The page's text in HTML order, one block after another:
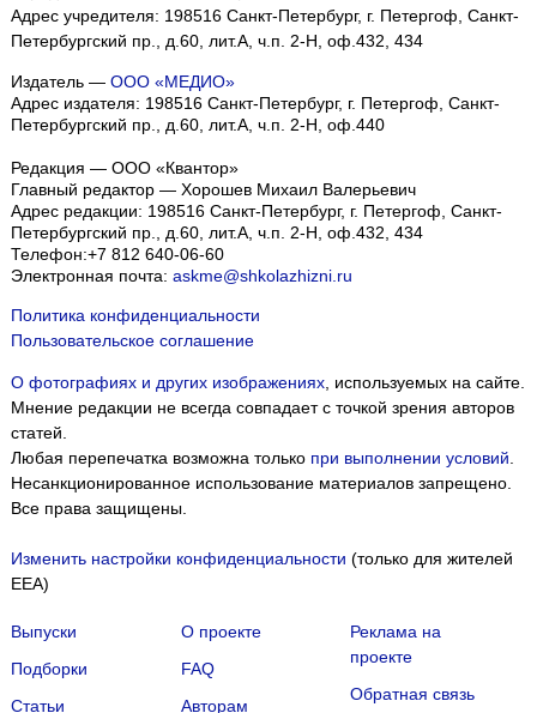
Адрес учредителя: 198516 Санкт-Петербург, г. Петергоф, Санкт-
Петербургский пр., д.60, лит.А, ч.п. 2-Н, оф.432, 434
Издатель — ООО «МЕДИО»
Адрес издателя: 198516 Санкт-Петербург, г. Петергоф, Санкт-
Петербургский пр., д.60, лит.А, ч.п. 2-Н, оф.440
Редакция — ООО «Квантор»
Главный редактор — Хорошев Михаил Валерьевич
Адрес редакции: 198516 Санкт-Петербург, г. Петергоф Санкт-
Петербургский пр., д.60, лит.А, ч.п. 2-Н, оф.432, 434
Телефон:+7 812 640-06-60
Электронная почта: askme@shkolazhizni.ru
Политика конфиденциальности
Пользовательское соглашение
О фотографиях и других изображениях, используемых на сайте.
Мнение редакции не всегда совпадает с точкой зрения авторов
статей.
Любая перепечатка возможна только при выполнении условий
Несанкционированное использование материалов запрещено.
Все права защищены.
Изменить настройки конфиденциальности (только для жителей
EEA)
Выпуски
Подборки
Статьи
О проекте
FAQ
Авторам
Реклама на
проекте
Обратная связь